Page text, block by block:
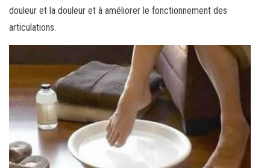
douleur et la douleur et à améliorer le fonctionnement des
articulations.